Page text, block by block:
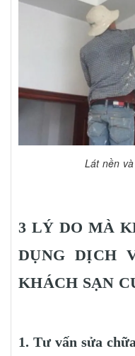
Lát nền
3 LÝ DO MÀ
DỤNG DỊCH
KHÁCH SẠN
1. Tư vấn sửa